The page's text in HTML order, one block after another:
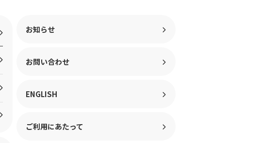
お知らせ
お問い合わせ
ENGLISH
ご利用にあたって